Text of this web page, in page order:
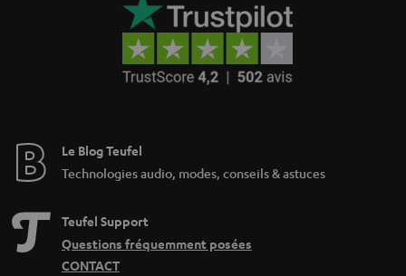
Le Blog Teufel
Technologies audio, modes, conseils & astuces
Teufel Support
Questions fréquemment posées
CONTACT